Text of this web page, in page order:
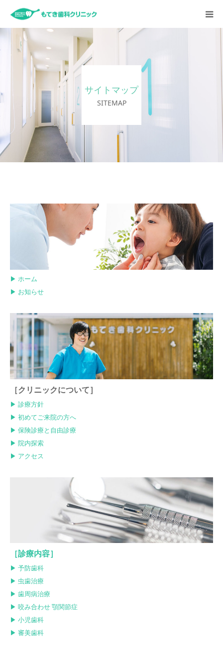
サイトマップ
SITEMAP
▶︎ ホーム
▶︎ お知らせ
［クリニックについて］
▶︎ 診療方針
▶︎ 初めてご来院の方へ
▶︎ 保険診療と自由診療
▶︎ 院内探索
▶︎ アクセス
［診療内容］
▶︎ 予防歯科
▶︎ 虫歯治療
▶︎ 歯周病治療
▶︎ 咬み合わせ 顎関節症
▶︎ 小児歯科
▶︎ 審美歯科
HOME
お知らせ
クリニックについて
診療内容
スタッフ紹介